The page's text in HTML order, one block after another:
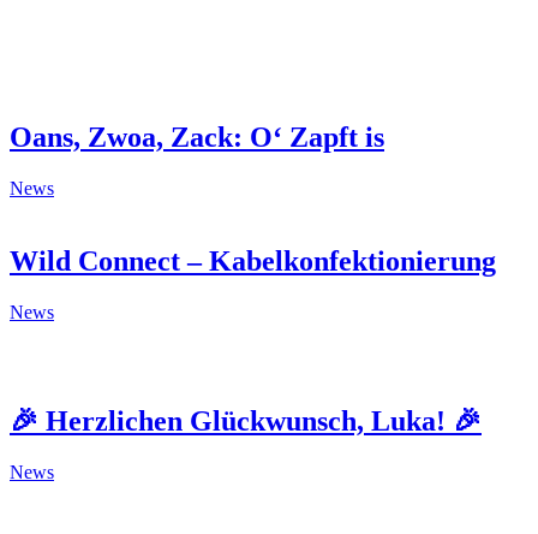
Oans, Zwoa, Zack: O‘ Zapft is
News
Wild Connect – Kabelkonfektionierung
News
🎉 Herzlichen Glückwunsch, Luka! 🎉
News